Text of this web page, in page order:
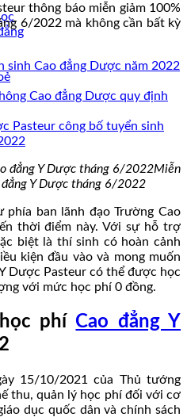
thông báo miễn giảm 100%
6/2022 mà không cần bất kỳ
sinh Cao đẳng Dược năm 2022
Cao đẳng Dược quy định
Pasteur công bố tuyển sinh
Miễn
Y Dược tháng 6/2022
ban lãnh đạo Trường Cao
thời điểm này. Với sự hỗ trợ
biệt là thí sinh có hoàn cảnh
kiện đầu vào và mong muốn
Dược Pasteur có thể được học
với mức học phí 0 đồng.
phí Cao đẳng Y
15/10/2021 của Thủ tướng
thu, quản lý học phí đối với cơ
dục quốc dân và chính sách